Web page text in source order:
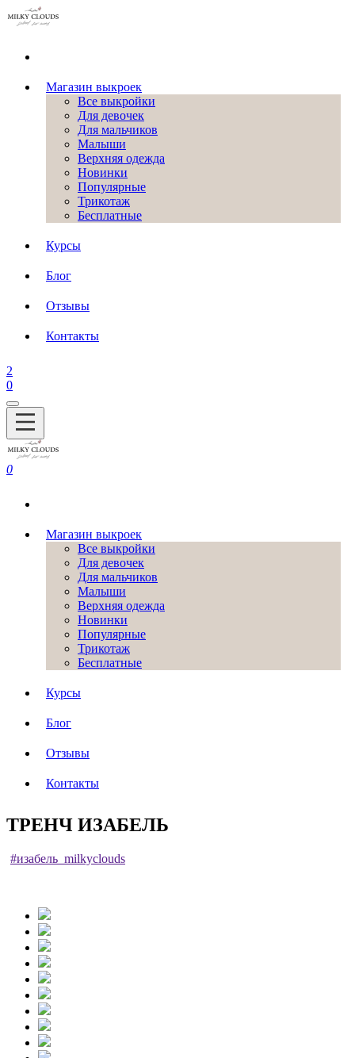
Магазин выкроек
Все выкройки
Для девочек
Для мальчиков
Малыши
Верхняя одежда
Новинки
Популярные
Трикотаж
Бесплатные
Курсы
Блог
Отзывы
Контакты
2
0
0
Магазин выкроек
Все выкройки
Для девочек
Для мальчиков
Малыши
Верхняя одежда
Новинки
Популярные
Трикотаж
Бесплатные
Курсы
Блог
Отзывы
Контакты
ТРЕНЧ ИЗАБЕЛЬ
#изабель_milkyclouds